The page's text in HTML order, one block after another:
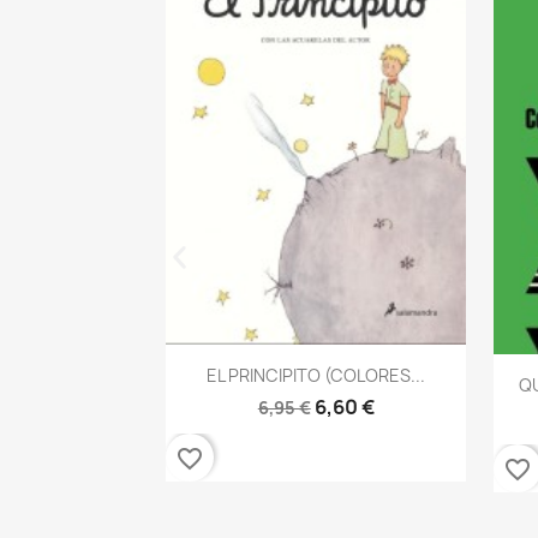
Vista rápida
EL PRINCIPITO (COLORES...
6,95 € 6,60 €
favorite_border favorite_border